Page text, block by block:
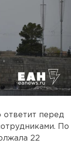
перед
По
22